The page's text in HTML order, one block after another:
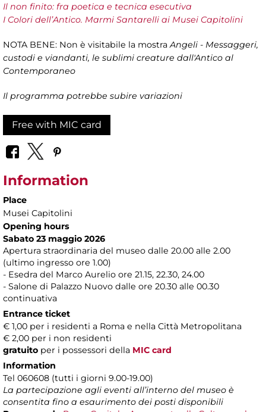
Il non finito: fra poetica e tecnica esecutiva
I Colori dell’Antico. Marmi Santarelli ai Musei Capitolini
NOTA BENE: Non è visitabile la mostraAngeli - Messaggeri,
custodi e viandanti, le sublimi creature dall'Antico al
Contemporaneo
Il programma potrebbe subire variazioni
Free with MIC card
Information
Place
Musei Capitolini
Opening hours
Sabato 23 maggio 2026
Apertura straordinaria del museo dalle 20.00 alle 2.00
(ultimo ingresso ore 1.00)
- Esedra del Marco Aurelio ore 21.15, 22.30, 24.00
- Salone di Palazzo Nuovo dalle ore 20.30 alle 00.30
continuativa
Entrance ticket
€ 1,00 per i residenti a Roma e nella Città Metropolitana
€ 2,00 per i non residenti
gratuito per i possessori della MIC card
Information
Tel 060608 (tutti i giorni 9.00-19.00)
La partecipazione agli eventi all’interno del museo è
consentita fino a esaurimento dei posti disponibili